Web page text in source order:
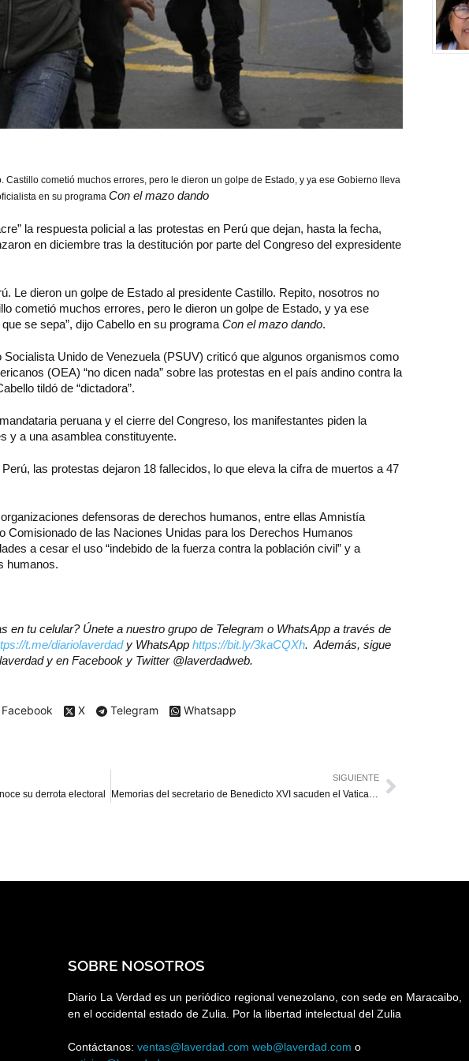
Castillo cometió muchos errores, pero le dieron un golpe de Estado, y ya ese Gobierno lleva
en su programa Con el mazo dando
la respuesta policial a las protestas en Perú que dejan, hasta la fecha,
en diciembre tras la destitución por parte del Congreso del expresidente
Le dieron un golpe de Estado al presidente Castillo. Repito, nosotros no
cometió muchos errores, pero le dieron un golpe de Estado, y ya ese
se sepa”, dijo Cabello en su programa Con el mazo dando.
Unido de Venezuela (PSUV) criticó que algunos organismos como
(OEA) “no dicen nada” sobre las protestas en el país andino contra la
tildó de “dictadora”.
peruana y el cierre del Congreso, los manifestantes piden la
y a una asamblea constituyente.
las protestas dejaron 18 fallecidos, lo que eleva la cifra de muertos a 47
defensoras de derechos humanos, entre ellas Amnistía
Comisionado de las Naciones Unidas para los Derechos Humanos
a cesar el uso “indebido de la fuerza contra la población civil” y a
humanos.
en tu celular? Únete a nuestro grupo de Telegram o WhatsApp a través de
t.me/diariolaverdad y WhatsApp https://bit.ly/3kaCQXh. Además, sigue
y en Facebook y Twitter @laverdadweb.
X Telegram Whatsapp
su derrota electoral
SIGUIENTE
Memorias del secretario de Benedicto XVI sacuden el Vaticano
SOBRE NOSOTROS
Diario La Verdad es un periódico regional venezolano, con sede en Maracaibo,
en el occidental estado de Zulia. Por la libertad intelectual del Zulia
Contáctanos: ventas@laverdad.com web@laverdad.com o